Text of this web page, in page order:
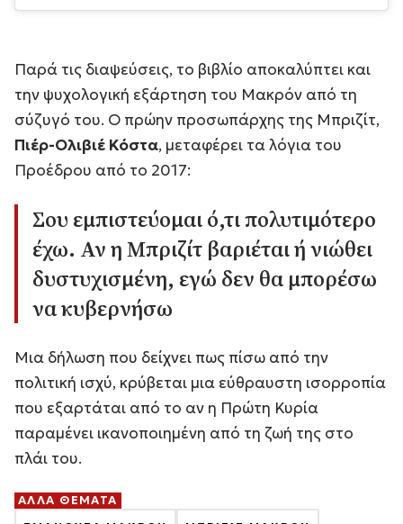
Παρά τις διαψεύσεις, το βιβλίο αποκαλύπτει και
την ψυχολογική εξάρτηση του Μακρόν από τη
σύζυγό του. Ο πρώην προσωπάρχης της Μπριζίτ,
Πιέρ-Ολιβιέ Κόστα, μεταφέρει τα λόγια του
Προέδρου από το 2017:
Σου εμπιστεύομαι ό,τι πολυτιμότερο
έχω. Αν η Μπριζίτ βαριέται ή νιώθει
δυστυχισμένη, εγώ δεν θα μπορέσω
να κυβερνήσω
Μια δήλωση που δείχνει πως πίσω από την
πολιτική ισχύ, κρύβεται μια εύθραυστη ισορροπία
που εξαρτάται από το αν η Πρώτη Κυρία
παραμένει ικανοποιημένη από τη ζωή της στο
πλάι του.
ΑΛΛΑ ΘΕΜΑΤΑ